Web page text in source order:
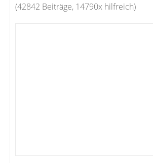
(42842 Beiträge, 14790x hilfreich)